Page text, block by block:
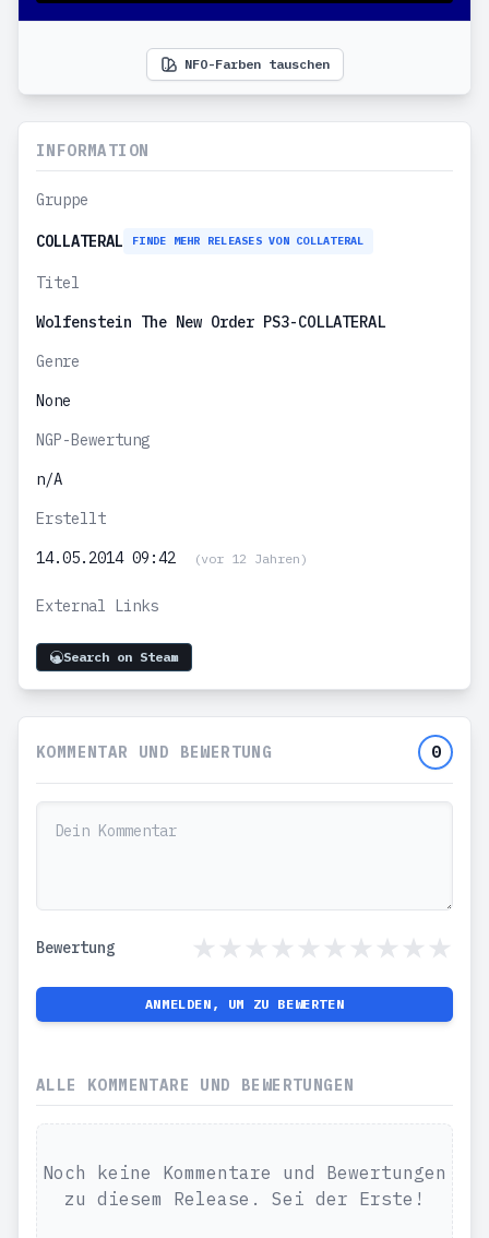
NFO-Farben tauschen
INFORMATION
Gruppe
COLLATERAL FINDE MEHR RELEASES VON COLLATERAL
Titel
Wolfenstein The New Order PS3-COLLATERAL
Genre
None
NGP-Bewertung
n/A
Erstellt
14.05.2014 09:42
(vor 12 Jahren)
External Links
Search on Steam
KOMMENTAR UND BEWERTUNG 0
Bewertung
ANMELDEN, UM ZU BEWERTEN
ALLE KOMMENTARE UND BEWERTUNGEN
Noch keine Kommentare und Bewertungen
zu diesem Release. Sei der Erste!